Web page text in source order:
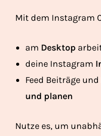
Mit dem Instagram
am Desktop
deine Instagram
Feed Beiträge und
und planen
Nutze es, um